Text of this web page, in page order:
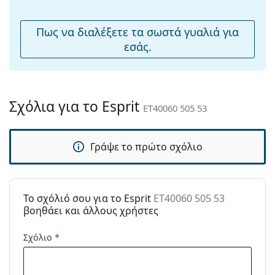
άρθρωση:
Όχι
Αξεσουάρ
Πανί
καθαρισμού:
Ναι
Τύπος:
Unisex
Μάρκα:
Esprit
ET40060 505 53
Πως να διαλέξετε τα σωστά γυαλιά για
εσάς.
Σχόλια για το Esprit ET40060 505 53
Γράψε το πρώτο σχόλιο
To σχόλιό σου για το Esprit ET40060 505 53
βοηθάει και άλλους χρήστες
Σχόλιο *